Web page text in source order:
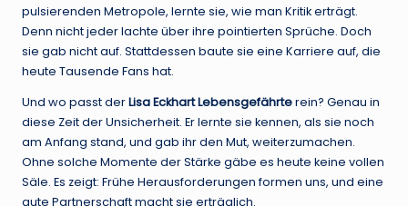
pulsierenden Metropole, lernte sie, wie man Kritik erträgt.
Denn nicht jeder lachte über ihre pointierten Sprüche. Doch
sie gab nicht auf. Stattdessen baute sie eine Karriere auf, die
heute Tausende Fans hat.
Und wo passt derLisa Eckhart Lebensgefährterein? Genau in
diese Zeit der Unsicherheit. Er lernte sie kennen, als sie noch
am Anfang stand, und gab ihr den Mut, weiterzumachen.
Ohne solche Momente der Stärke gäbe es heute keine vollen
Säle. Es zeigt: Frühe Herausforderungen formen uns, und eine
gute Partnerschaft macht sie erträglich.